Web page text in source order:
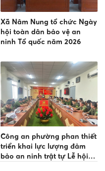
Xã Nâm Nung tổ chức Ngày
hội toàn dân bảo vệ an
ninh Tổ quốc năm 2026
Công an phường phan thiết
triển khai lực lượng đảm
bảo an ninh trật tự Lễ hội